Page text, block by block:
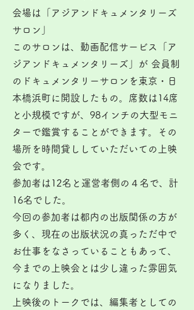
会場は「アジアンドキュメンタリーズ
サロン」
このサロンは、動画配信サービス「ア
ジアンドキュメンタリーズ」が 会員制
のドキュメンタリーサロンを東京・日
本橋浜町に開設したもの。席数は14席
と小規模ですが、98インチの大型モニ
ターで鑑賞することができます。その
場所を時間貸ししていただいての上映
会です。
参加者は12名と運営者側の４名で、計
16名でした。
今回の参加者は都内の出版関係の方が
多く、現在の出版状況の真っただ中で
お仕事をなさっていることもあって、
今までの上映会とは少し違った雰囲気
になりました。
上映後のトークでは、編集者としての